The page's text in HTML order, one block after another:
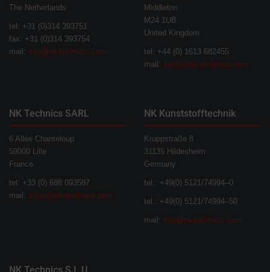
The Netherlands
tel: +31 (0)314 393751
fax: +31 (0)314 393754
mail: info@nk-technics.com
Middleton
M24 1UB
United Kingdom
tel: +44 (0) 1613 682455
mail: sales@nk-technics.com
NK Technics SARL
6 Allée Chanteloup
59000 Lille
France
tel: +33 (0) 688 093587
mail: sales@nk-technics.com
NK Kunststofftechnik
Kruppstraße 8
31135 Hildesheim
Germany
tel.: +49(0) 5121/74994–0
tel.: +49(0) 5121/74994–50
mail: info@nk-technics.com
NK Technics S.L.U.